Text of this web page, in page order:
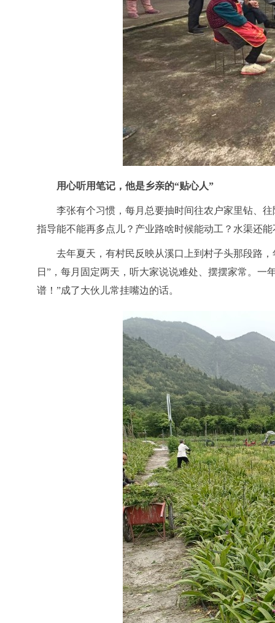
用心听用笔记，他是乡亲的“贴心人”
李张有个习惯，每月总要抽时间往农户家里钻、
指导能不能再多点儿？产业路啥时候能动工？水渠还
去年夏天，有村民反映从溪口上到村子头那段路
日”，每月固定两天，听大家说说难处、摆摆家常。
谱！”成了大伙儿常挂嘴边的话。